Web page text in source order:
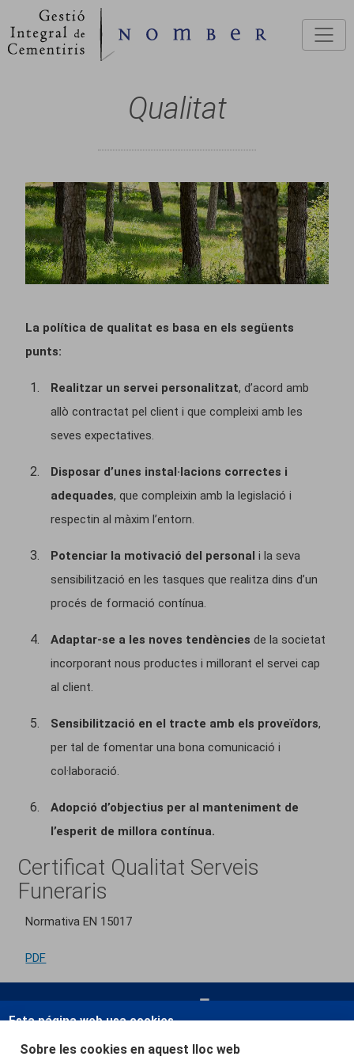
Qualitat
La política de qualitat es basa en els següents
punts:
Realitzar un servei personalitzat, d’acord amb
allò contractat pel client i que compleixi amb les
seves expectatives.
Disposar d’unes instal·lacions correctes i
adequades, que compleixin amb la legislació i
respectin al màxim l’entorn.
Potenciar la motivació del personal i la seva
sensibilització en les tasques que realitza dins d’un
procés de formació contínua.
Adaptar-se a les noves tendències de la societat
incorporant nous productes i millorant el servei cap
al client.
Sensibilització en el tracte amb els proveïdors,
per tal de fomentar una bona comunicació i
col·laboració.
Adopció d’objectius per al manteniment de
l’esperit de millora contínua.
Certificat Qualitat Serveis
Funeraris
Normativa EN 15017
PDF
Sobre les cookies en aquest lloc web
Esta página web usa cookies.
Las cookies de este sitio web se usan para personalizar el contenido y